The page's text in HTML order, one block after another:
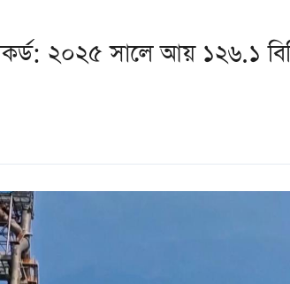
২০২৫ সালে আয় ১২৬.১